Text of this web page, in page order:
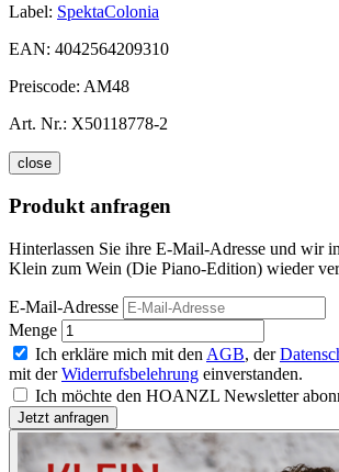
Label: SpektaColonia
EAN: 4042564209310
Preiscode: AM48
Art. Nr.: X50118778-2
close
Produkt anfragen
Hinterlassen Sie ihre E-Mail-Adresse und wir
Klein zum Wein (Die Piano-Edition) wieder
E-Mail-Adresse
Menge
Ich erkläre mich mit den AGB, der
mit derWiderrufsbelehrung einverstanden.
Ich möchte den HOANZL Newsletter